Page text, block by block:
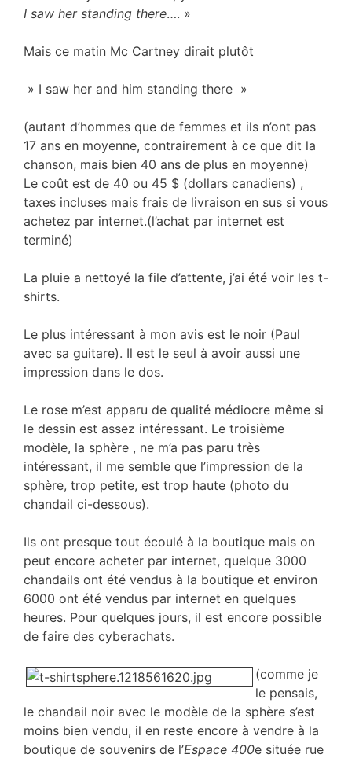
I saw her standing there…. »
Mais ce matin Mc Cartney dirait plutôt
» I saw her and him standing there »
(autant d’hommes que de femmes et ils n’ont pas
17 ans en moyenne, contrairement à ce que dit la
chanson, mais bien 40 ans de plus en moyenne)
Le coût est de 40 ou 45 $ (dollars canadiens) ,
taxes incluses mais frais de livraison en sus si vous
achetez par internet.(l’achat par internet est
terminé)
La pluie a nettoyé la file d’attente, j’ai été voir les t-
shirts.
Le plus intéressant à mon avis est le noir (Paul
avec sa guitare). Il est le seul à avoir aussi une
impression dans le dos.
Le rose m’est apparu de qualité médiocre même si
le dessin est assez intéressant. Le troisième
modèle, la sphère , ne m’a pas paru très
intéressant, il me semble que l’impression de la
sphère, trop petite, est trop haute (photo du
chandail ci-dessous).
Ils ont presque tout écoulé à la boutique mais on
peut encore acheter par internet, quelque 3000
chandails ont été vendus à la boutique et environ
6000 ont été vendus par internet en quelques
heures. Pour quelques jours, il est encore possible
de faire des cyberachats.
(comme je
le pensais,
le chandail noir avec le modèle de la sphère s’est
moins bien vendu, il en reste encore à vendre à la
boutique de souvenirs de l’Espace 400e située rue